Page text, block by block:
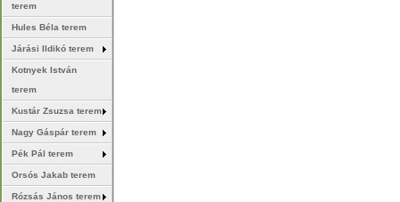
terem
Hules Béla terem
Járási Ildikó terem
Kotnyek István
terem
Kustár Zsuzsa terem
Nagy Gáspár terem
Pék Pál terem
Orsós Jakab terem
Rózsás János terem